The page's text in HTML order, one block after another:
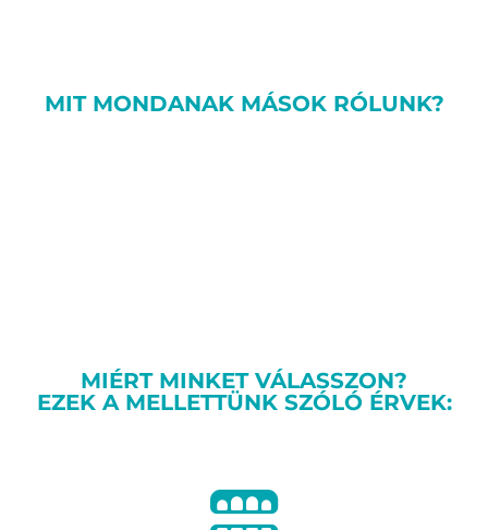
MIT MONDANAK MÁSOK RÓLUNK?
MIÉRT MINKET VÁLASSZON?
EZEK A MELLETTÜNK SZÓLÓ ÉRVEK: